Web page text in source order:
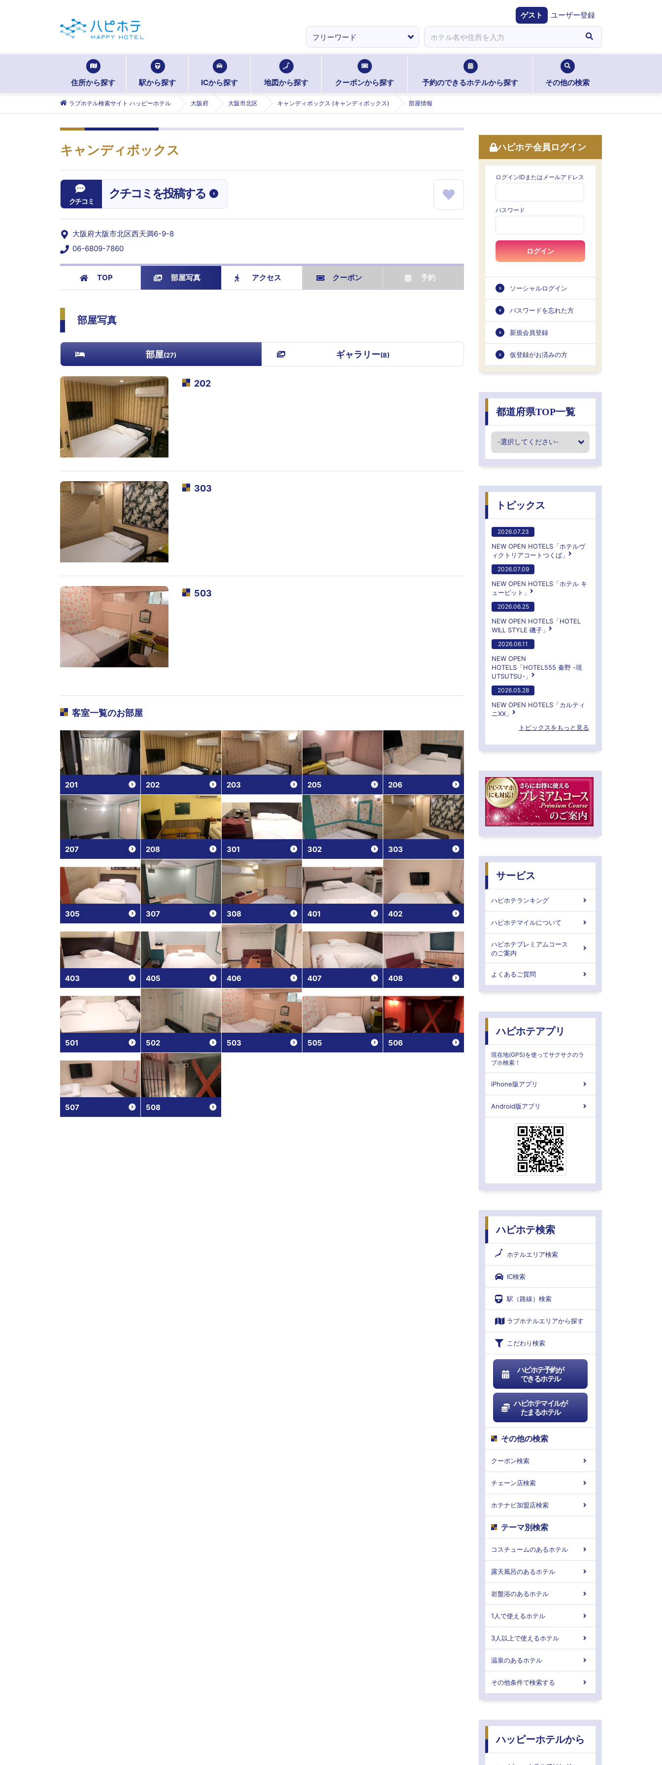
ゲスト ユーザー登録
住所から探す 駅から探す ICから探す 地図から探す クーポンから探す 予約のできるホテルから探す その他の検索
ラブホテル検索サイト ハッピーホテル 大阪府 大阪市北区 キャンディボックス (キャンディボックス) 部屋情報
キャンディボックス
クチコミ
クチコミを投稿する
大阪府大阪市北区西天満6-9-8
06-6809-7860
TOP 部屋写真 アクセス クーポン 予約
部屋写真
部屋(27) ギャラリー(8)
202
303
503
客室一覧のお部屋
201 202 203 205 206
207 208 301 302 303
305 307 308 401 402
403 405 406 407 408
501 502 503 505 506
507 508
ハピホテ会員ログイン
ログインIDまたはメールアドレス
パスワード
ログイン
ソーシャルログイン
パスワードを忘れた方
新規会員登録
仮登録がお済みの方
都道府県TOP一覧
トピックス
2026.07.23
NEW OPEN HOTELS「ホテルヴ
ィクトリアコートつくば」
2026.07.09
NEW OPEN HOTELS「ホテル キ
ューピット」
2026.06.25
NEW OPEN HOTELS「HOTEL
WILL STYLE 磯子」
2026.06.11
NEW OPEN
HOTELS「HOTEL555 秦野 -現
UTSUTSU-」
2026.05.28
NEW OPEN HOTELS「カルティ
ニXX」
トピックスをもっと見る
サービス
ハピホテランキング
ハピホテマイルについて
ハピホテプレミアムコース
のご案内
よくあるご質問
ハピホテアプリ
現在地(GPS)を使ってサクサクのラ
ブホ検索！
iPhone版アプリ
Android版アプリ
ハピホテ検索
ホテルエリア検索
IC検索
駅（路線）検索
ラブホテルエリアから探す
こだわり検索
ハピホテ予約が
できるホテル
ハピホテマイルが
たまるホテル
その他の検索
クーポン検索
チェーン店検索
ホテナビ加盟店検索
テーマ別検索
コスチュームのあるホテル
露天風呂のあるホテル
岩盤浴のあるホテル
1人で使えるホテル
3人以上で使えるホテル
温泉のあるホテル
その他条件で検索する
ハッピーホテルから